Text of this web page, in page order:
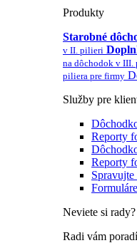
Produkty
Starobné
v II. pilieri
na dôchodok v
piliera pre firmy
Služby pre
Reporty
Reporty
Neviete si rady?
Radi vám